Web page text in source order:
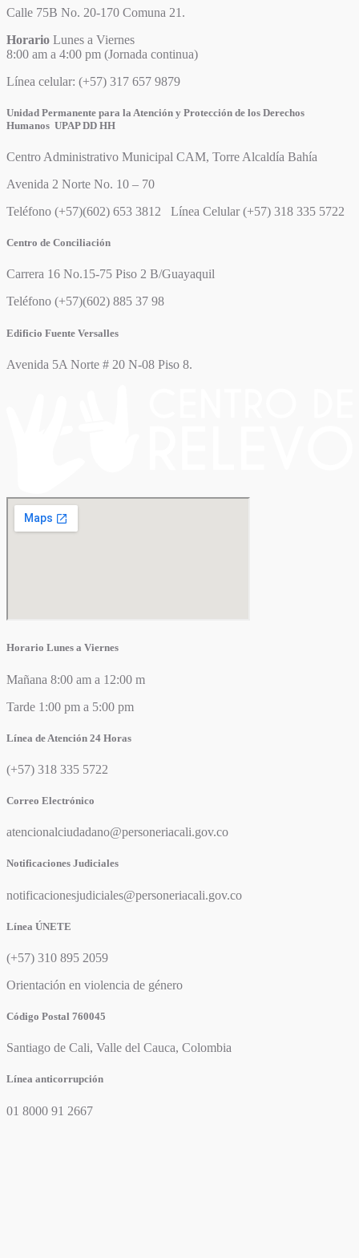
Calle 75B No. 20-170 Comuna 21.
Horario Lunes a Viernes
8:00 am a 4:00 pm (Jornada continua)
Línea celular: (+57) 317 657 9879
Unidad Permanente para la Atención y Protección de los Derechos
Humanos UPAP DD HH
Centro Administrativo Municipal CAM, Torre Alcaldía Bahía
Avenida 2 Norte No. 10 – 70
Teléfono (+57)(602) 653 3812 Línea Celular (+57) 318 335 5722
Centro de Conciliación
Carrera 16 No.15-75 Piso 2 B/Guayaquil
Teléfono (+57)(602) 885 37 98
Edificio Fuente Versalles
Avenida 5A Norte # 20 N-08 Piso 8.
Horario Lunes a Viernes
Mañana 8:00 am a 12:00 m
Tarde 1:00 pm a 5:00 pm
Línea de Atención 24 Horas
(+57) 318 335 5722
Correo Electrónico
atencionalciudadano@personeriacali.gov.co
Notificaciones Judiciales
notificacionesjudiciales@personeriacali.gov.co
Línea ÚNETE
(+57) 310 895 2059
Orientación en violencia de género
Código Postal 760045
Santiago de Cali, Valle del Cauca, Colombia
Línea anticorrupción
01 8000 91 2667